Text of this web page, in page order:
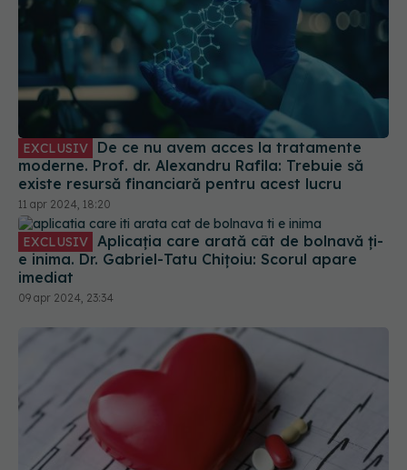
EXCLUSIV
moderne. Prof. dr. Alexandru Rafila: Trebuie să
existe resursă financiară pentru acest lucru
11 apr 2024, 18:20
EXCLUSIV
e inima. Dr. Gabriel-Tatu Chițoiu: Scorul apare
imediat
09 apr 2024, 23:34